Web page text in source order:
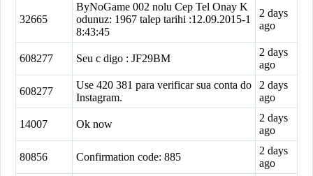
32665
ByNoGame 002 nolu Cep Tel Onay K
odunuz: 1967 talep tarihi :12.09.2015-1
8:43:45
2 days
ago
608277 Seu c digo : JF29BM
2 days
ago
608277
Use 420 381 para verificar sua conta do
Instagram.
2 days
ago
14007 Ok now
2 days
ago
80856 Confirmation code: 885
2 days
ago